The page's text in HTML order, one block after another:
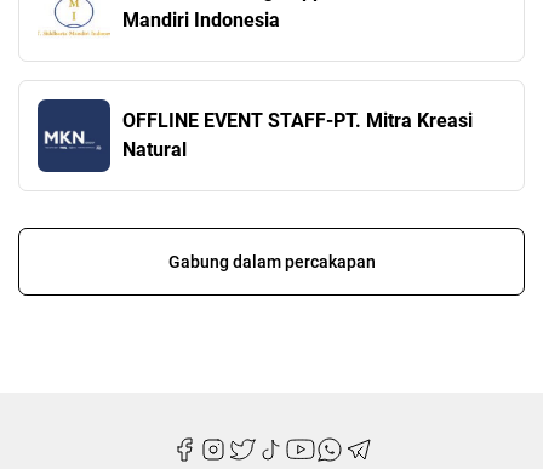
Mandiri Indonesia
OFFLINE EVENT STAFF-PT. Mitra Kreasi
Natural
Gabung dalam percakapan